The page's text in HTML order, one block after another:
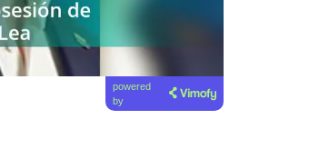
powered
by